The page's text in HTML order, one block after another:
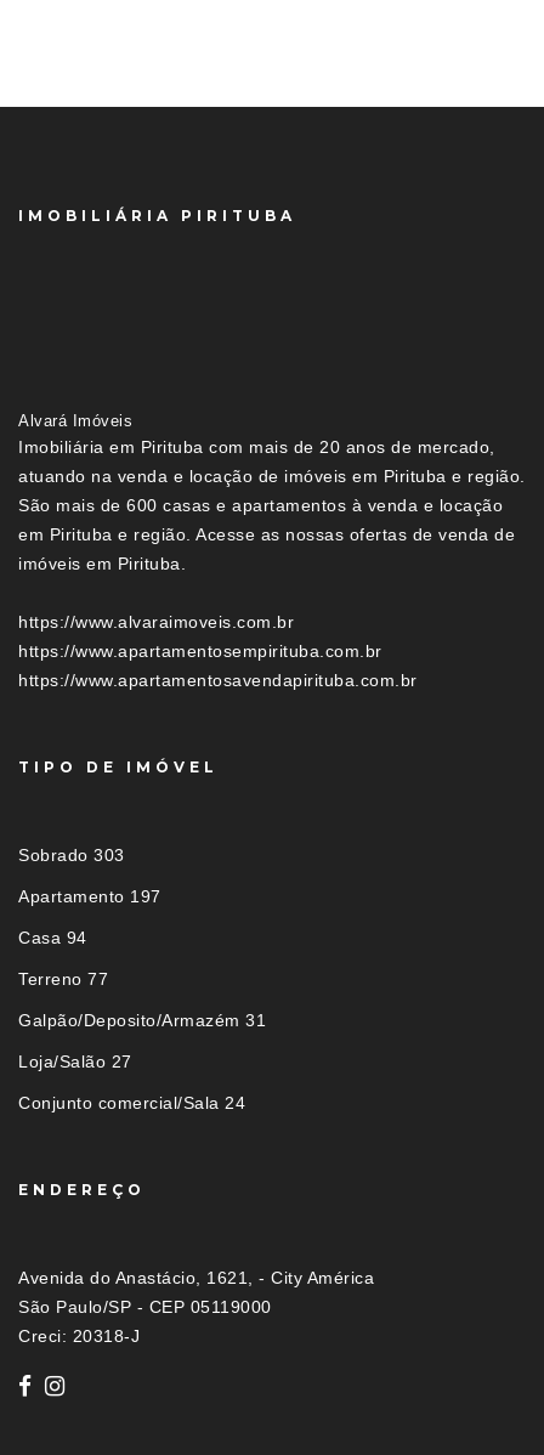
IMOBILIÁRIA PIRITUBA
Alvará Imóveis
Imobiliária em Pirituba com mais de 20 anos de mercado,
atuando na venda e locação de imóveis em Pirituba e região.
São mais de 600 casas e apartamentos à venda e locação
em Pirituba e região. Acesse as nossas ofertas de venda de
imóveis em Pirituba.
https://www.alvaraimoveis.com.br
https://www.apartamentosempirituba.com.br
https://www.apartamentosavendapirituba.com.br
TIPO DE IMÓVEL
Sobrado 303
Apartamento 197
Casa 94
Terreno 77
Galpão/Deposito/Armazém 31
Loja/Salão 27
Conjunto comercial/Sala 24
ENDEREÇO
Avenida do Anastácio, 1621, - City América
São Paulo/SP - CEP 05119000
Creci: 20318-J